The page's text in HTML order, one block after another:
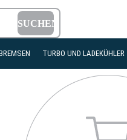
TURBO UND LADEKÜHLER